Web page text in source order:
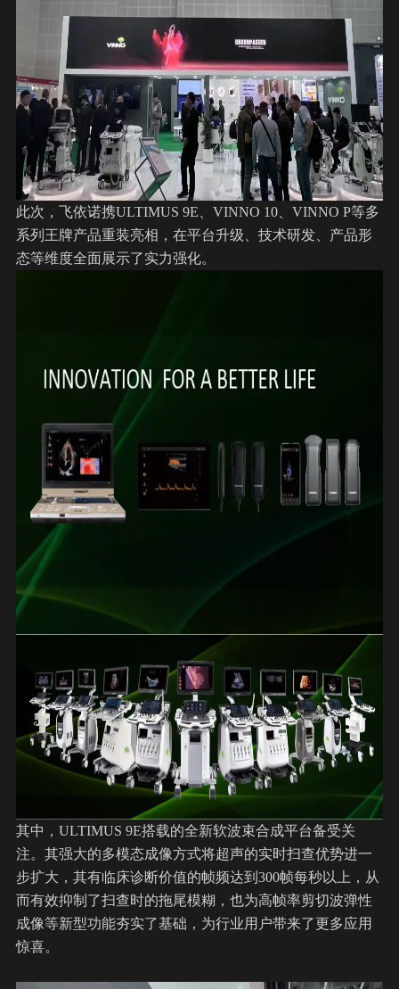
此次，飞依诺携ULTIMUS 9E、VINNO 10、VINNO P等多
系列王牌产品重装亮相，在平台升级、技术研发、产品形
态等维度全面展示了实力强化。
其中，ULTIMUS 9E搭载的全新软波束合成平台备受关
注。其强大的多模态成像方式将超声的实时扫查优势进一
步扩大，其有临床诊断价值的帧频达到300帧每秒以上，从
而有效抑制了扫查时的拖尾模糊，也为高帧率剪切波弹性
成像等新型功能夯实了基础，为行业用户带来了更多应用
惊喜。